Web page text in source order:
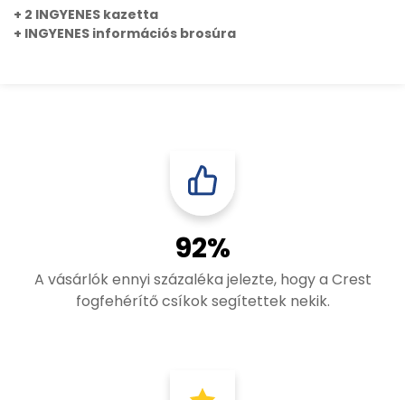
+ 2 INGYENES kazetta
+ INGYENES információs brosúra
92%
A vásárlók ennyi százaléka jelezte, hogy a Crest
fogfehérítő csíkok segítettek nekik.